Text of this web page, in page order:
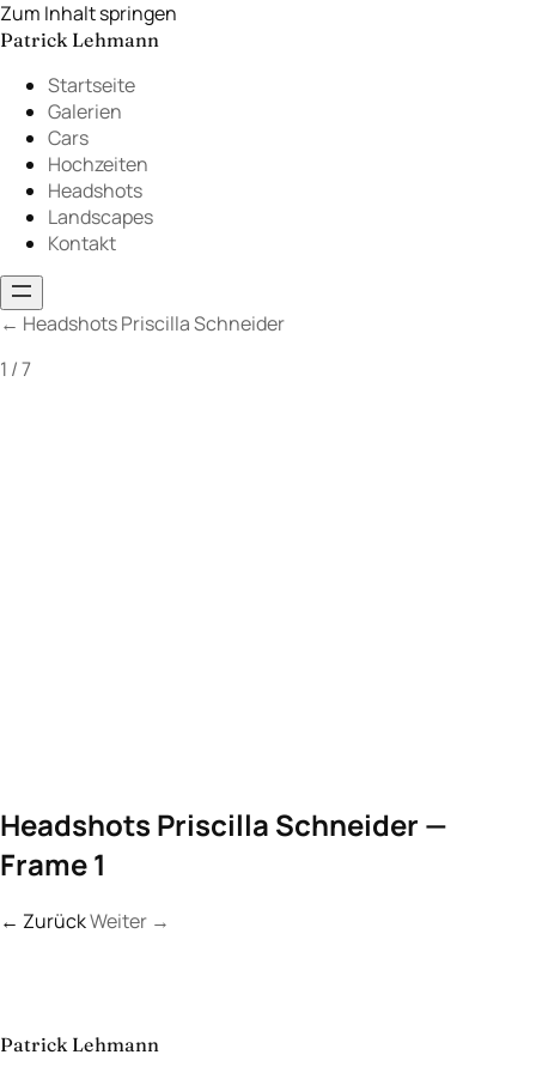
Zum Inhalt springen
Patrick Lehmann
Startseite
Galerien
Cars
Hochzeiten
Headshots
Landscapes
Kontakt
← Headshots Priscilla Schneider
1 / 7
Headshots Priscilla Schneider —
Frame 1
← ZurückWeiter →
aufnehmen→
Patrick Lehmann